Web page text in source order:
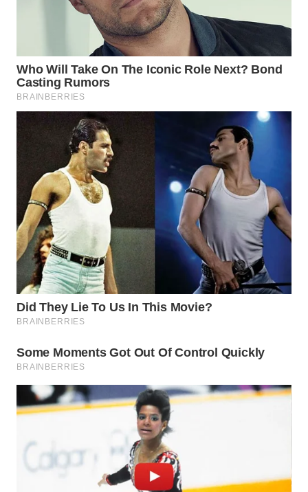
PAKPAK
WN
KARAWANG
WN
BOGOR
WN
DEPOK
WN
TAPANULI
UTARA
WN
WN
LAWAS